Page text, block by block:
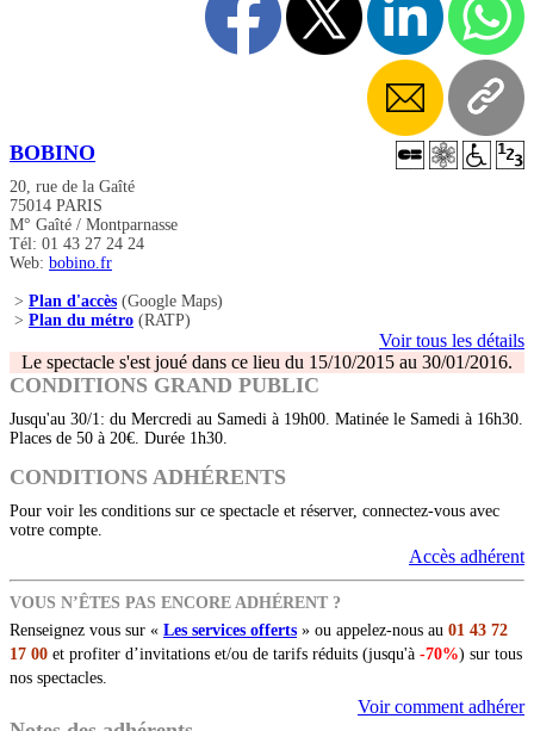
BOBINO
20, rue de la Gaîté
75014 PARIS
M° Gaîté / Montparnasse
Tél: 01 43 27 24 24
Web: bobino.fr
> Plan d'accès (Google Maps)
> Plan du métro (RATP)
Voir tous les détails
Le spectacle s'est joué dans ce lieu du 15/10/2015 au 30/01/2016.
CONDITIONS GRAND PUBLIC
Jusqu'au 30/1: du Mercredi au Samedi à 19h00. Matinée le Samedi à 16h30.
Places de 50 à 20€. Durée 1h30.
CONDITIONS ADHÉRENTS
Pour voir les conditions sur ce spectacle et réserver, connectez-vous avec
votre compte.
Accès adhérent
VOUS N’ÊTES PAS ENCORE ADHÉRENT ?
Renseignez vous sur « Les services offerts » ou appelez-nous au 01 43 72
17 00 et profiter d’invitations et/ou de tarifs réduits (jusqu'à -70%) sur tous
nos spectacles.
Voir comment adhérer